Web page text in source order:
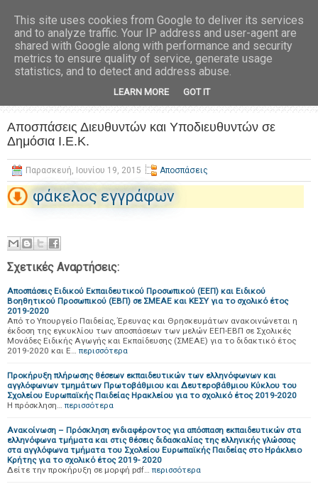
Αποσπάσεις Διευθυντών και Υποδιευθυντών σε
Δημόσια Ι.Ε.Κ.
Παρασκευή, Ιουνίου 19, 2015 Αποσπάσεις
φάκελος εγγράφων
Σχετικές Αναρτήσεις:
Αποσπάσεις Ειδικού Εκπαιδευτικού Προσωπικού (ΕΕΠ) και Ειδικού
Βοηθητικού Προσωπικού (ΕΒΠ) σε ΣΜΕΑΕ και ΚΕΣΥ για το σχολικό έτος
2019-2020
Από το Υπουργείο Παιδείας, Έρευνας και Θρησκευμάτων ανακοινώνεται η
έκδοση της εγκυκλίου των αποσπάσεων των μελών ΕΕΠ-ΕΒΠ σε Σχολικές
Μονάδες Ειδικής Αγωγής και Εκπαίδευσης (ΣΜΕΑΕ) για το διδακτικό έτος
2019-2020 και Ε… περισσότερα
Προκήρυξη πλήρωσης θέσεων εκπαιδευτικών των ελληνόφωνων και
αγγλόφωνων τμημάτων Πρωτοβάθμιου και Δευτεροβάθμιου Κύκλου του
Σχολείου Ευρωπαϊκής Παιδείας Ηρακλείου για το σχολικό έτος 2019-2020
H πρόσκληση… περισσότερα
Ανακοίνωση – Πρόσκληση ενδιαφέροντος για απόσπαση εκπαιδευτικών στα
ελληνόφωνα τμήματα και στις θέσεις διδασκαλίας της ελληνικής γλώσσας
στα αγγλόφωνα τμήματα του Σχολείου Ευρωπαϊκής Παιδείας στο Ηράκλειο
Κρήτης για το σχολικό έτος 2019- 2020
Δείτε την προκήρυξη σε μορφή pdf… περισσότερα
This site uses cookies from Google to deliver its services
and to analyze traffic. Your IP address and user-agent are
shared with Google along with performance and security
metrics to ensure quality of service, generate usage
statistics, and to detect and address abuse.
LEARN MORE GOT IT